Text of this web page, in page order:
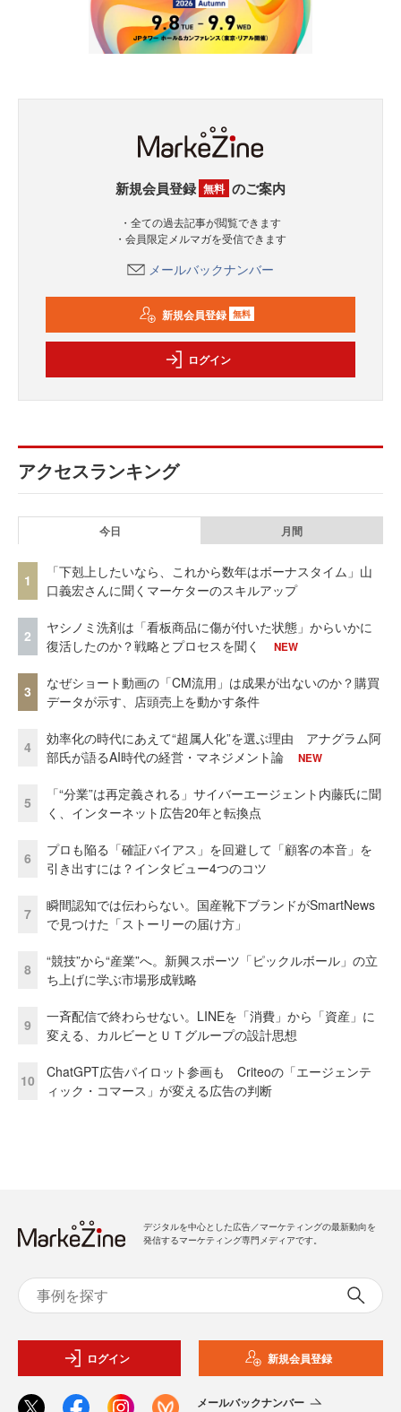
新規会員登録 無料 のご案内
・全ての過去記事が閲覧できます
・会員限定メルマガを受信できます
メールバックナンバー
新規会員登録 無料
ログイン
アクセスランキング
今日 月間
1
「下剋上したいなら、これから数年はボーナスタイム」山
口義宏さんに聞くマーケターのスキルアップ
2
ヤシノミ洗剤は「看板商品に傷が付いた状態」からいかに
復活したのか？戦略とプロセスを聞く
NEW
3
なぜショート動画の「CM流用」は成果が出ないのか？購買
データが示す、店頭売上を動かす条件
4
効率化の時代にあえて“超属人化”を選ぶ理由 アナグラム阿
部氏が語るAI時代の経営・マネジメント論
NEW
5
「“分業”は再定義される」サイバーエージェント内藤氏に聞
く、インターネット広告20年と転換点
6
プロも陥る「確証バイアス」を回避して「顧客の本音」を
引き出すには？インタビュー4つのコツ
7
瞬間認知では伝わらない。国産靴下ブランドがSmartNews
で見つけた「ストーリーの届け方」
8
“競技”から“産業”へ。新興スポーツ「ピックルボール」の立
ち上げに学ぶ市場形成戦略
9
一斉配信で終わらせない。LINEを「消費」から「資産」に
変える、カルビーとＵＴグループの設計思想
10
ChatGPT広告パイロット参画も Criteoの「エージェンテ
ィック・コマース」が変える広告の判断
デジタルを中心とした広告／マーケティングの最新動向を
発信するマーケティング専門メディアです。
ログイン 新規会員登録
メールバックナンバー